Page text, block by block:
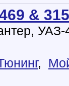
&
УАЗ-
,